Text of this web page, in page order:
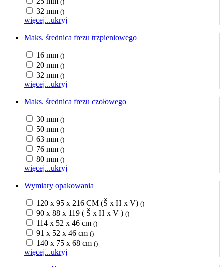
32 mm ()
więcej...ukryj
Maks. średnica frezu trzpieniowego
16 mm ()
20 mm ()
32 mm ()
więcej...ukryj
Maks. średnica frezu czołowego
30 mm ()
50 mm ()
63 mm ()
76 mm ()
80 mm ()
więcej...ukryj
Wymiary opakowania
120 x 95 x 216 CM (Š x H x V) ()
90 x 88 x 119 ( Š x H x V ) ()
114 x 52 x 46 cm ()
91 x 52 x 46 cm ()
140 x 75 x 68 cm ()
więcej...ukryj